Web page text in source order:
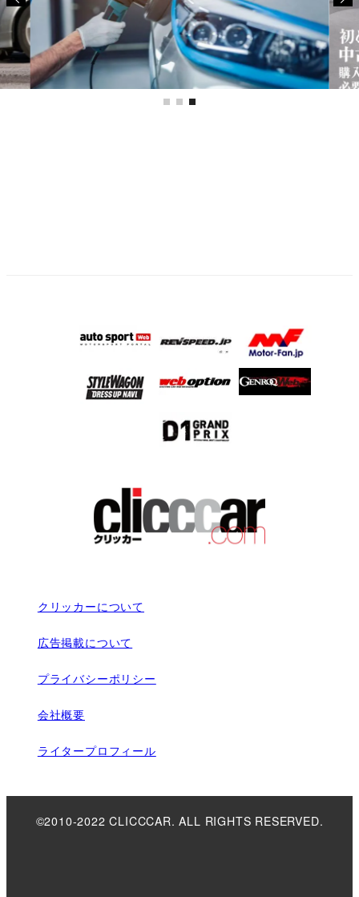
クリッカーについて
広告掲載について
プライバシーポリシー
会社概要
ライタープロフィール
©2010-2022 CLICCCAR. ALL RIGHTS RESERVED.